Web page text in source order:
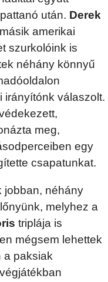
után. Derek
amerikai
szurkolóink is
néhány könnyű
irányítónk válaszolt.
meg,
egy
csapatunkat.
jobban, néhány
melyhez a
triplája is
mégsem lehettek
a paksiak